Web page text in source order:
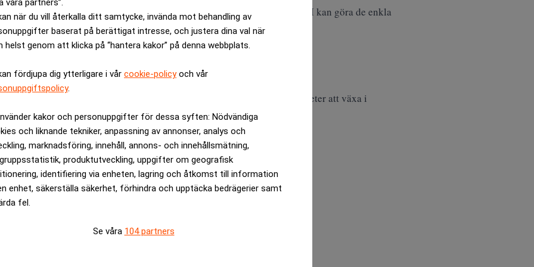
våra partners”.
när du vill återkalla ditt samtycke, invända mot behandling av
baserat på berättigat intresse, och justera dina val när
helst genom att klicka på “hantera kakor” på denna webbplats.
fördjupa dig ytterligare i vår cookie-policyoch vår
.
kakor och personuppgifter för dessa syften: Nödvändiga
och liknande tekniker, anpassning av annonser, analys och
marknadsföring, innehåll, annons- och innehållsmätning,
produktutveckling, uppgifter om geografisk
identifiering via enheten, lagring och åtkomst till information
enhet, säkerställa säkerhet, förhindra och upptäcka bedrägerier samt
fel.
Se våra 104 partners
och ett gott omdöme att vara en stor konkurrensfördel i en framtid där AI kan göra de enkla
jobb
har sannolikt mycket lättare att hitta jobb framöver. Om AI får verksamheter att växa i
chefer som håller ihop avdelningarna.
ANNONS